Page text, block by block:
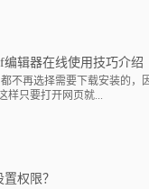
辑器在线使用技巧介绍
再选择需要下载安装的，
样只要打开网页就...
权限？